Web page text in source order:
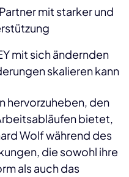
mit starker und
mit sich ändernden
skalieren kann
hervorzuheben, den
bietet,
Wolf während des
die sowohl ihre
als auch das